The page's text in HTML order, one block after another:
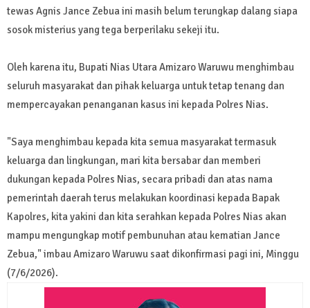
tewas Agnis Jance Zebua ini masih belum terungkap dalang siapa
sosok misterius yang tega berperilaku sekeji itu.
Oleh karena itu, Bupati Nias Utara Amizaro Waruwu menghimbau
seluruh masyarakat dan pihak keluarga untuk tetap tenang dan
mempercayakan penanganan kasus ini kepada Polres Nias.
"Saya menghimbau kepada kita semua masyarakat termasuk
keluarga dan lingkungan, mari kita bersabar dan memberi
dukungan kepada Polres Nias, secara pribadi dan atas nama
pemerintah daerah terus melakukan koordinasi kepada Bapak
Kapolres, kita yakini dan kita serahkan kepada Polres Nias akan
mampu mengungkap motif pembunuhan atau kematian Jance
Zebua," imbau Amizaro Waruwu saat dikonfirmasi pagi ini, Minggu
(7/6/2026).